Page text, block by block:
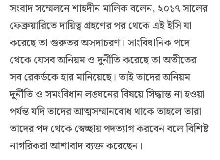
সংবাদ সম্মেলনে শাহদীন মালিক বলেন, ২০১৭ সালের
ফেব্রুয়ারিতে দায়িত্ব গ্রহণের পর থেকে এই ইসি যা
করেছে তা গুরুতর অসদাচরণ। সাংবিধানিক পদে
থেকে যেসব অনিয়ম ও দুর্নীতি করেছে তা অতীতের
সব রেকর্ডকে হার মানিয়েছে। তাই তাদের অনিয়ম
দুর্নীতি ও সমংবিধান লঙ্ঘনের বিষয়ে সিদ্ধান্ত না হওয়া
পর্যন্ত যদি তাদের আত্মসম্মানবোধ থাকে তাহলে তারা
তাদের পদ থেকে স্বেচ্ছায় পদত্যাগ করবেন বলে বিশিষ্ট
নাগরিকরা আশাবাদ ব্যক্ত করেছেন।